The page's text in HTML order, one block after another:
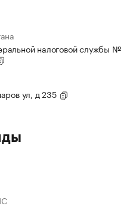
налоговой службы №
ул, д 235